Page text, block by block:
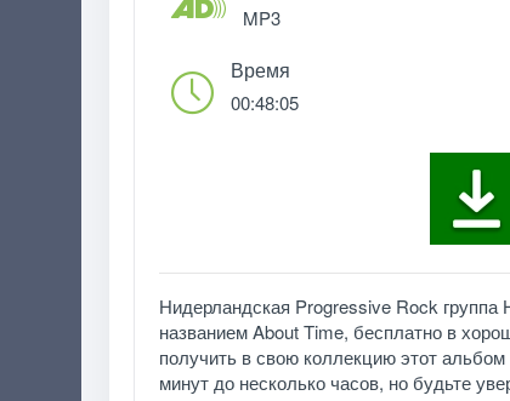
MP3
Время
00:48:05
Нидерландская Progressive Rock
названием About Time, бесплатно в
получить в свою коллекцию этот
минут до несколько часов, но будьте